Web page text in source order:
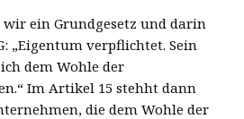
ein Grundgesetz und darin
„Eigentum verpflichtet. Sein
dem Wohle der
Im Artikel 15 stehht dann
die dem Wohle der